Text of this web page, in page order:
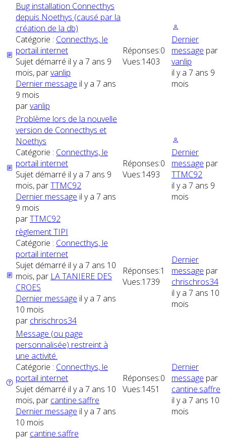
Bug installation Connecthys
depuis Noethys (causé par la
création de la db)
Catégorie : Connecthys, le
portail internet
Sujet démarré il y a 7 ans 9
mois, parvanlip
Dernier message il y a 7 ans
9 mois
parvanlip
Réponses:0
Vues:1403
Dernier
message par
vanlip
il y a 7 ans 9
mois
Problème lors de la nouvelle
version de Connecthys et
Noethys
Catégorie : Connecthys, le
portail internet
Sujet démarré il y a 7 ans 9
mois, parTTMC92
Dernier message il y a 7 ans
9 mois
parTTMC92
Réponses:0
Vues:1493
Dernier
message par
TTMC92
il y a 7 ans 9
mois
règlement TIPI
Catégorie : Connecthys, le
portail internet
Sujet démarré il y a 7 ans 10
mois, par LA TANIERE DES
CROES
Dernier message il y a 7 ans
10 mois
par chrischros34
Réponses:1
Vues:1739
Dernier
message par
chrischros34
il y a 7 ans 10
mois
Message (ou page
personnalisée) restreint à
une activité.
Catégorie : Connecthys, le
portail internet
Sujet démarré il y a 7 ans 10
mois, par cantine.saffre
Dernier message il y a 7 ans
10 mois
par cantine.saffre
Réponses:0
Vues:1451
Dernier
message par
cantine.saffre
il y a 7 ans 10
mois